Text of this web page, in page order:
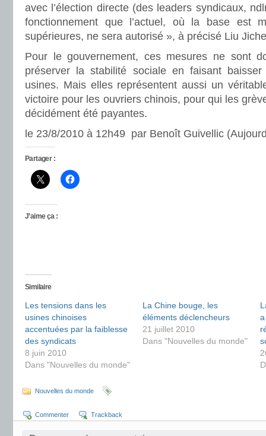
avec l’élection directe (des leaders syndicaux,
fonctionnement que l’actuel, où la base est
supérieures, ne sera autorisé », à précisé Liu
Pour le gouvernement, ces mesures ne sont
préserver la stabilité sociale en faisant
usines. Mais elles représentent aussi un
victoire pour les ouvriers chinois, pour qui les
décidément été payantes.
le 23/8/2010 à 12h49 par Benoît Guivellic
Partager :
J’aime ça :
Similaire
Les tensions dans les
usines chinoises
accentuées par la faiblesse
des syndicats
8 juin 2010
Dans "Nouvelles du monde"
La Chine bouge, les
éléments déclencheurs
21 juillet 2010
Dans "Nouvelles du monde"
Nouvelles du monde
Commenter Trackback